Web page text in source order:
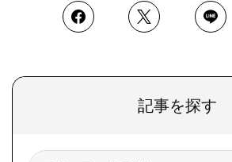
記事を探す
検